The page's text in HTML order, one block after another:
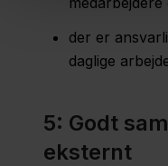
der er
daglige
5: Godt
eksternt